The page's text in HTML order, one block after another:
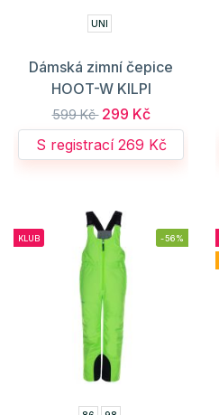
UNI
Dámská zimní čepice
HOOT-W KILPI
599 Kč 299 Kč
S registrací 269 Kč
KLUB -56%